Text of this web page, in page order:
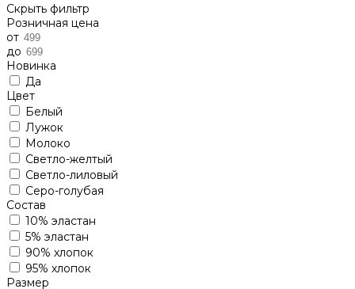
Скрыть фильтр
Розничная цена
от
до
Новинка
Да
Цвет
Белый
Лужок
Молоко
Светло-желтый
Светло-лиловый
Серо-голубая
Состав
10% эластан
5% эластан
90% хлопок
95% хлопок
Размер